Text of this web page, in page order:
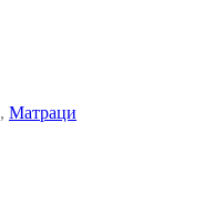
, Матраци